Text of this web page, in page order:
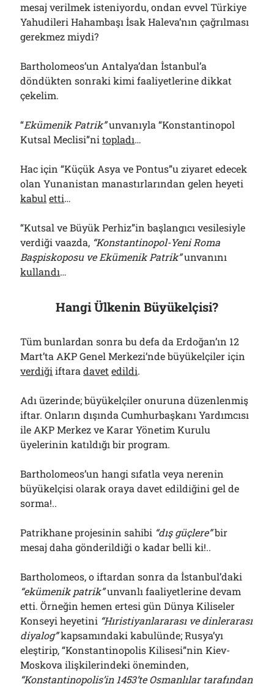
mesaj verilmek isteniyordu, ondan evvel Türkiye
Yahudileri Hahambaşı İsak Haleva’nın çağrılması
gerekmez miydi?
Bartholomeos’un Antalya’dan İstanbul’a
döndükten sonraki kimi faaliyetlerine dikkat
çekelim.
“Ekümenik Patrik”unvanıyla “Konstantinopol
Kutsal Meclisi”nitopladı…
Hac için “Küçük Asya ve Pontus”u ziyaret edecek
olan Yunanistan manastırlarından gelen heyeti
kabul etti…
“Kutsal ve Büyük Perhiz”in başlangıcı vesilesiyle
verdiği vaazda, “Konstantinopol-Yeni Roma
Başpiskoposu ve Ekümenik Patrik”unvanını
kullandı…
Hangi Ülkenin Büyükelçisi?
Tüm bunlardan sonra bu defa da Erdoğan’ın 12
Mart’ta AKP Genel Merkezi’nde büyükelçiler için
verdiği iftaradavet edildi.
Adı üzerinde; büyükelçiler onuruna düzenlenmiş
iftar. Onların dışında Cumhurbaşkanı Yardımcısı
ile AKP Merkez ve Karar Yönetim Kurulu
üyelerinin katıldığı bir program.
Bartholomeos’un hangi sıfatla veya nerenin
büyükelçisi olarak oraya davet edildiğini gel de
sorma!..
Patrikhane projesinin sahibi “dış güçlere”bir
mesaj daha gönderildiği o kadar belli ki!..
Bartholomeos, o iftardan sonra da İstanbul’daki
“ekümenik patrik”unvanlı faaliyetlerine devam
etti. Örneğin hemen ertesi gün Dünya Kiliseler
Konseyi heyetini “Hıristiyanlararası ve dinlerarası
diyalog”kapsamındaki kabulünde; Rusya’yı
eleştirip, “Konstantinopolis Kilisesi”nin Kiev-
Moskova ilişkilerindeki öneminden,
“Konstantinopolis’in 1453’te Osmanlılar tarafından